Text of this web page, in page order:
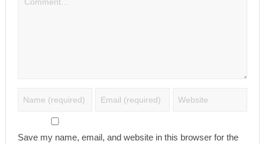
Save my name, email, and website in this browser for the